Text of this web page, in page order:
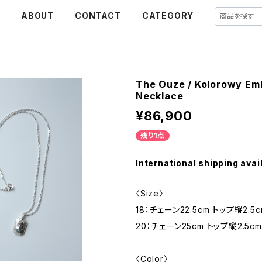
ABOUT CONTACT CATEGORY
The Ouze / Kolorowy
Necklace
¥86,900
残り1点
International shipping
〈Size〉
18：チェーン22.5cm トップ縦
20：チェーン25cm トップ縦2.5cm
〈Color〉